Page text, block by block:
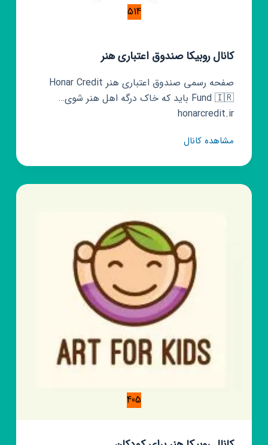
514
کانال روبیکا صندوق اعتباری هنر
صفحه رسمی صندوق اعتباری هنر Honar Credit
Fund 🇮🇷 باید که خاک درگه اهل هنر شوی…
honarcredit.ir
مشاهده کانالکانال
صندوق
اعتباری
405